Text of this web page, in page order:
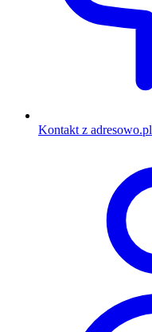
Kontakt z adresowo.pl